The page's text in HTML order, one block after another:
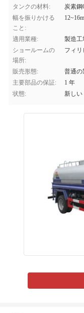
タンクの材料:
炭素鋼
幅を振りかける
こと:
12~16m
適用業種:
製造工
ショールームの
場所:
フィ
販売形態:
普通の
主要部品の保証:
1 年
状態:
新しい